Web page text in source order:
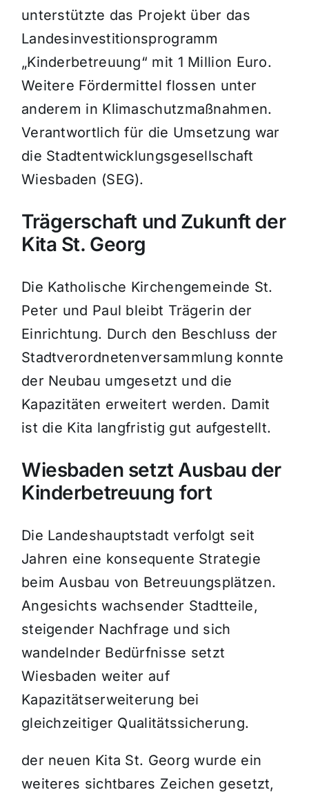
unterstützte das Projekt über das
Landesinvestitionsprogramm
„Kinderbetreuung“ mit 1 Million Euro.
Weitere Fördermittel flossen unter
anderem in Klimaschutzmaßnahmen.
Verantwortlich für die Umsetzung war
die Stadtentwicklungsgesellschaft
Wiesbaden (SEG).
Trägerschaft und Zukunft der
Kita St. Georg
Die Katholische Kirchengemeinde St.
Peter und Paul bleibt Trägerin der
Einrichtung. Durch den Beschluss der
Stadtverordnetenversammlung konnte
der Neubau umgesetzt und die
Kapazitäten erweitert werden. Damit
ist die Kita langfristig gut aufgestellt.
Wiesbaden setzt Ausbau der
Kinderbetreuung fort
Die Landeshauptstadt verfolgt seit
Jahren eine konsequente Strategie
beim Ausbau von Betreuungsplätzen.
Angesichts wachsender Stadtteile,
steigender Nachfrage und sich
wandelnder Bedürfnisse setzt
Wiesbaden weiter auf
Kapazitätserweiterung bei
gleichzeitiger Qualitätssicherung.
der neuen Kita St. Georg wurde ein
weiteres sichtbares Zeichen gesetzt,